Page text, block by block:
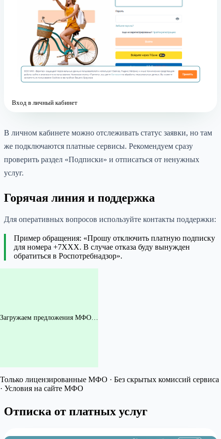
Вход в личный кабинет
В личном кабинете можно отслеживать статус заявки, но там
же подключаются платные сервисы. Рекомендуем сразу
проверить раздел «Подписки» и отписаться от ненужных
услуг.
Горячая линия и поддержка
Для оперативных вопросов используйте контакты поддержки:
Пример обращения: «Прошу отключить платную подписку
для номера +7XXX. В случае отказа буду вынужден
обратиться в Роспотребнадзор».
Загружаем предложения МФО…
Только лицензированные МФО · Без скрытых комиссий сервиса
· Условия на сайте МФО
Отписка от платных услуг